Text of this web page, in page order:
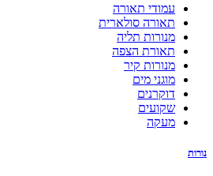
עמודי תאורה
תאורה סולארית
מנורות תליה
תאורת הצפה
מנורות קיר
מוגני מים
דוקרנים
שקועים
מעקה
נורות